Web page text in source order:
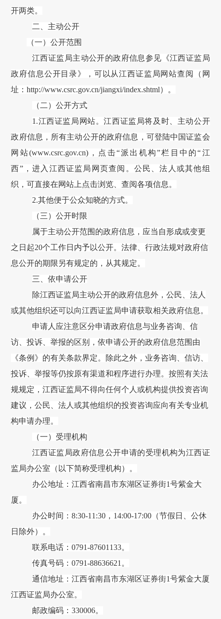
开两类。
二、主动公开
（一）公开范围
江西证监局主动公开的政府信息参见《江西证监局
政府信息公开目录》，可以从江西证监局网站查阅（网
址：http://www.csrc.gov.cn/jiangxi/index.shtml） 。
（二）公开方式
1.江西证监局网站。江西证监局将及时、主动公开
政府信息，所有主动公开的政府信息，可登陆中国证监会
网站(www.csrc.gov.cn)，点击“派出机构”栏目中的“江
西”，进入江西证监局网页查阅。公民、法人或其他组
织，可直接在网站上点击浏览、查阅各项信息。
2.其他便于公众知晓的方式。
（三）公开时限
属于主动公开范围的政府信息，应当自形成或变更
之日起20个工作日内予以公开。法律、行政法规对政府信
息公开的期限另有规定的，从其规定。
三、依申请公开
除江西证监局主动公开的政府信息外，公民、法人
或其他组织还可以向江西证监局申请获取相关政府信息。
申请人应注意区分申请政府信息与业务咨询、信
访、投诉、举报的区别，依申请公开的政府信息范围由
《条例》的有关条款界定。除此之外，业务咨询、信访、
投诉、举报等仍按原有渠道和程序进行办理。按照有关法
规规定，江西证监局不得向任何个人或机构提供投资咨询
建议，公民、法人或其他组织的投资咨询应向有关专业机
构申请办理。
（一）受理机构
江西证监局政府信息公开申请的受理机构为江西证
监局办公室（以下简称受理机构）。
办公地址：江西省南昌市东湖区证券街1号紫金大
厦。
办公时间：8:30-11:30，14:00-17:00（节假日、公休
日除外）。
联系电话：0791-87601133。
传真号码：0791-88636621。
通信地址：江西省南昌市东湖区证券街1号紫金大厦
江西证监局办公室。
邮政编码：330006。